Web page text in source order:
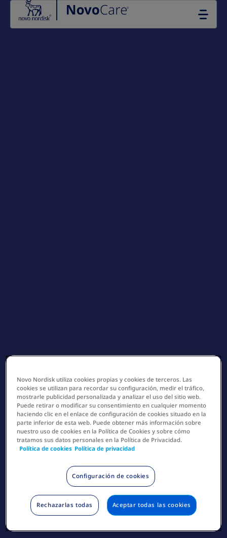
Go to the page content
Novo Nordisk utiliza cookies propias y cookies de terceros. Las
cookies se utilizan para recordar su configuración, medir el tráfico,
mostrarle publicidad personalizada y analizar el uso del sitio web.
Puede retirar o modificar su consentimiento en cualquier momento
haciendo clic en el enlace de configuración de cookies situado en la
parte inferior de esta web. Puede obtener más información sobre
nuestro uso de cookies en la Política de Cookies y sobre cómo
tratamos sus datos personales en la Política de Privacidad.
Política de cookies Política de privacidad
Configuración de cookies
Rechazarlas todas Aceptar todas las cookies